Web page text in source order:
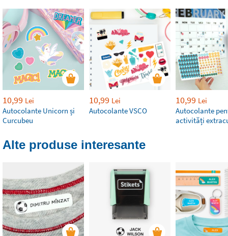
10,99 Lei
Autocolante Unicorn și
Curcubeu
10,99 Lei
Autocolante VSCO
10,99 Lei
Autocolante
activități
Alte produse interesante